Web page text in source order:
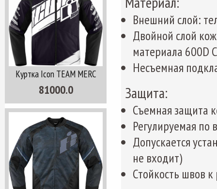
Куртка Icon TEAM MERC
81000.0
Внешний слой:
Двойной слой
материала 600D
Несъемная
Защита:
Съемная защита
Регулируемая по
Допускается
не входит)
Стойкость швов к